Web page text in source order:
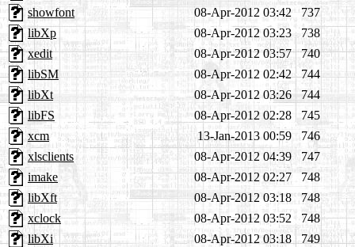
showfont
08-Apr-2012 03:42
737
libXp
08-Apr-2012 03:23
738
xedit
08-Apr-2012 03:57
740
libSM
08-Apr-2012 02:42
744
libXt
08-Apr-2012 03:26
744
libFS
08-Apr-2012 02:28
745
xcm
13-Jan-2013 00:59
746
xlsclients
08-Apr-2012 04:39
747
imake
08-Apr-2012 02:27
748
libXft
08-Apr-2012 03:18
748
xclock
08-Apr-2012 03:52
748
libXi
08-Apr-2012 03:18
749